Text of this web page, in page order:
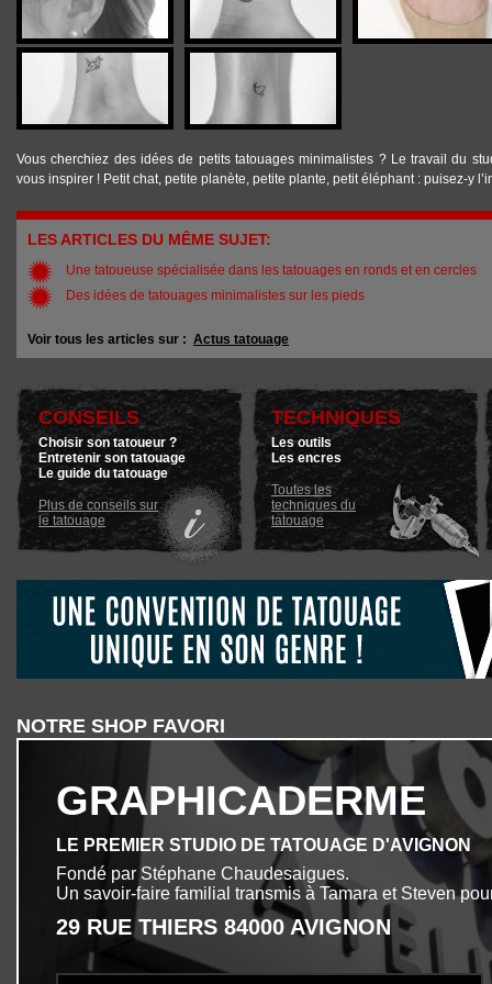
Vous cherchiez des idées de petits tatouages minimalistes ? Le travail du
vous inspirer ! Petit chat, petite planète, petite plante, petit éléphant : puisez-y
LES ARTICLES DU MÊME SUJET:
Une tatoueuse spécialisée dans les tatouages en ronds et en cercles
Des idées de tatouages minimalistes sur les pieds
Voir tous les articles sur : Actus tatouage
CONSEILS
Choisir son tatoueur ?
Entretenir son tatouage
Le guide du tatouage
Plus de conseils sur
le tatouage
TECHNIQUES
Les outils
Les encres
Toutes les
techniques du
tatouage
NOTRE SHOP FAVORI
GRAPHICADERME
LE PREMIER STUDIO DE TATOUAGE D'AVIGNON
Fondé par Stéphane Chaudesaigues.
Un savoir-faire familial transmis à Tamara et Steven
29 RUE THIERS 84000 AVIGNON